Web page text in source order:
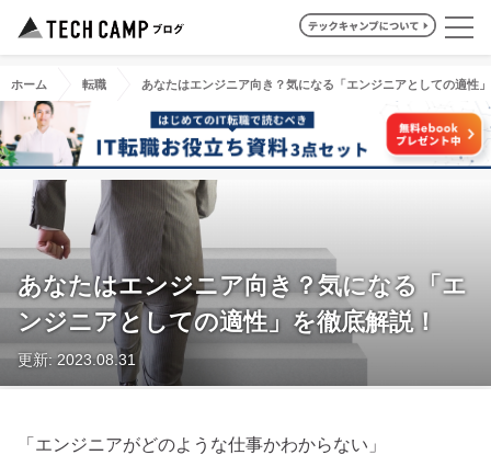
ホーム 転職 あなたはエンジニア向き？気になる「エンジニアとしての適性
あなたはエンジニア向き？気になる「エ
ンジニアとしての適性」を徹底解説！
更新: 2023.08.31
「エンジニアがどのような仕事かわからない」